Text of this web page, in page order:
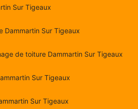
Sur Tigeaux
Dammartin Sur Tigeaux
de toiture Dammartin Sur Tigeaux
Sur Tigeaux
Sur Tigeaux